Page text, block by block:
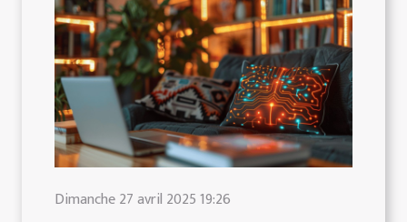
Dimanche 27 avril 2025 19:26